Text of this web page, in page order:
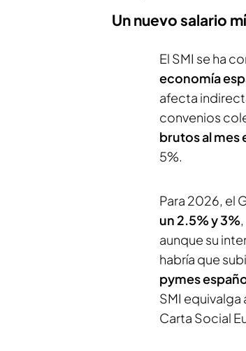
Un nuevo salario
El SMI se ha
economía
afecta
convenios
brutos al mes
5%.
Para 2026, el
un 2.5% y 3%
aunque su
habría que
pymes
SMI
Carta Social